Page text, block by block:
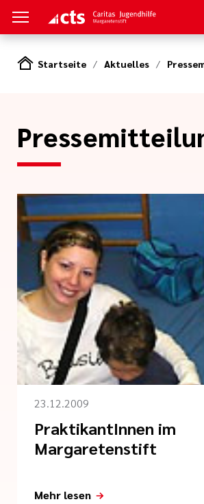
der cts
Dienst
Dienst
Sprechstunde
Startseite Aktuelles
23.12.2009
PraktikantInnen im
Margaretenstift
Mehr lesen